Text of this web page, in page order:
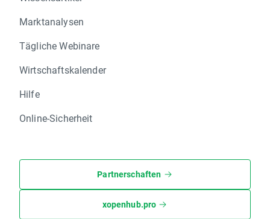
Marktanalysen
Tägliche Webinare
Wirtschaftskalender
Hilfe
Online-Sicherheit
Partnerschaften
xopenhub.pro